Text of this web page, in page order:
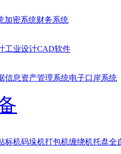
加密系统财务系统
工业设计CAD软件
信息资产管理系统电子口岸系统
标机码垛机打包机缠绕机托盘全